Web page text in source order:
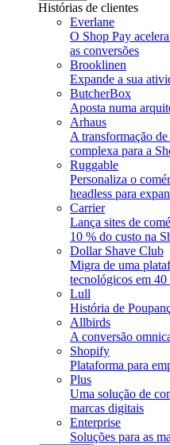
Histórias de clientes
Everlane
O Shop Pay
as conversões
Brooklinen
Expande a sua
ButcherBox
Aposta numa
Arhaus
A transformação
complexa para a
Ruggable
Personaliza o
headless para
Carrier
Lança sites de
10 % do custo na
Dollar Shave Club
Migra de uma
tecnológicos em 40
Lull
História de
Allbirds
A conversão
Shopify
Plataforma para
Plus
Uma solução de
marcas digitais
Enterprise
Soluções para as